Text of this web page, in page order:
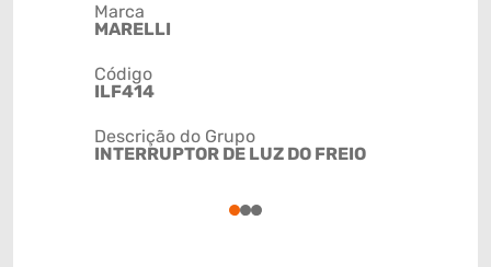
Marca
MARELLI
Código
ILF414
Descrição do Grupo
INTERRUPTOR DE LUZ DO FREIO
123